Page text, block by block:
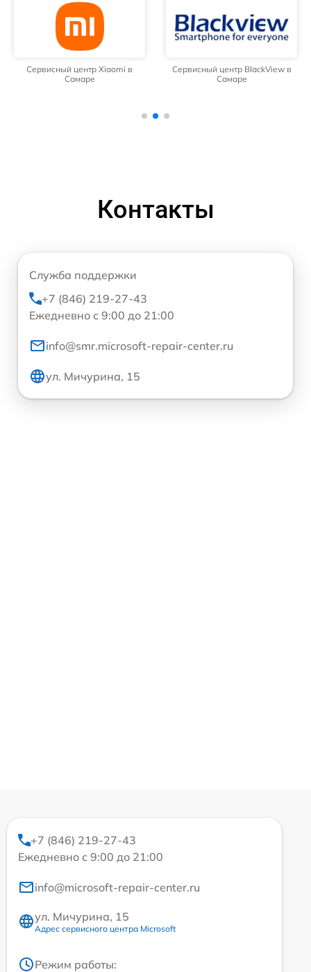
Сервисный центр Xiaomi в
Самаре
Сервисный центр BlackView в
Самаре
Контакты
Служба поддержки
+7 (846) 219-27-43
Ежедневно с 9:00 до 21:00
info@smr.microsoft-repair-center.ru
ул. Мичурина, 15
+7 (846) 219-27-43
Ежедневно с 9:00 до 21:00
info@microsoft-repair-center.ru
ул. Мичурина, 15
Адрес сервисного центра Microsoft
Режим работы: